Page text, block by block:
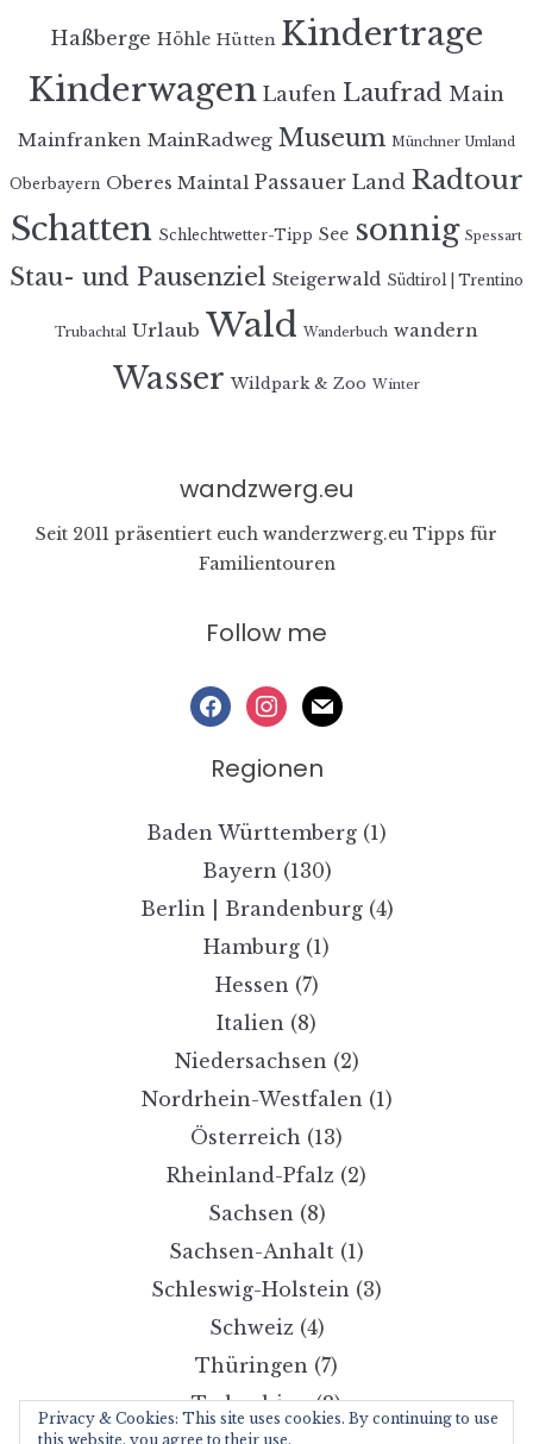
Haßberge Höhle Hütten Kindertrage
Kinderwagen Laufen Laufrad Main
Mainfranken MainRadweg Museum Münchner Umland
Oberbayern Oberes Maintal Passauer Land Radtour
Schatten Schlechtwetter-Tipp See sonnig Spessart
Stau- und Pausenziel Steigerwald Südtirol | Trentino
Trubachtal Urlaub Wald Wanderbuch wandern
Wasser Wildpark & Zoo Winter
wandzwerg.eu
Seit 2011 präsentiert euch wanderzwerg.eu Tipps für
Familientouren
Follow me
facebookinstagram
mail
Regionen
Baden Württemberg (1)
Bayern (130)
Berlin | Brandenburg(4)
Hamburg (1)
Hessen (7)
Italien (8)
Niedersachsen (2)
Nordrhein-Westfalen (1)
Österreich (13)
Rheinland-Pfalz (2)
Sachsen (8)
Sachsen-Anhalt (1)
Schleswig-Holstein (3)
Schweiz(4)
Thüringen (7)
Tschechien(2)
Privacy & Cookies: This site uses cookies. By continuing to use
this website, you agree to their use.